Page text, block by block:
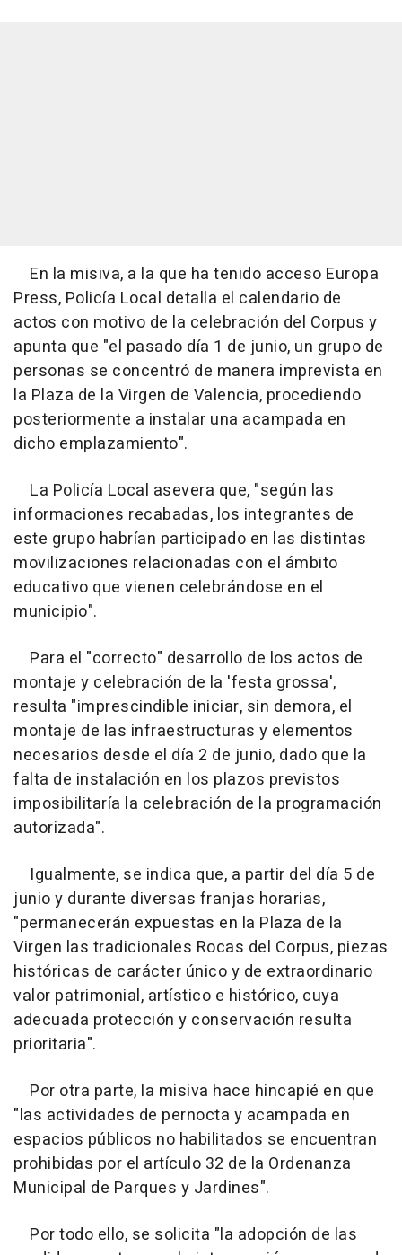
En la misiva, a la que ha tenido acceso Europa
Press, Policía Local detalla el calendario de
actos con motivo de la celebración del Corpus y
apunta que "el pasado día 1 de junio, un grupo de
personas se concentró de manera imprevista en
la Plaza de la Virgen de Valencia, procediendo
posteriormente a instalar una acampada en
dicho emplazamiento".
La Policía Local asevera que, "según las
informaciones recabadas, los integrantes de
este grupo habrían participado en las distintas
movilizaciones relacionadas con el ámbito
educativo que vienen celebrándose en el
municipio".
Para el "correcto" desarrollo de los actos de
montaje y celebración de la 'festa grossa',
resulta "imprescindible iniciar, sin demora, el
montaje de las infraestructuras y elementos
necesarios desde el día 2 de junio, dado que la
falta de instalación en los plazos previstos
imposibilitaría la celebración de la programación
autorizada".
Igualmente, se indica que, a partir del día 5 de
junio y durante diversas franjas horarias,
"permanecerán expuestas en la Plaza de la
Virgen las tradicionales Rocas del Corpus, piezas
históricas de carácter único y de extraordinario
valor patrimonial, artístico e histórico, cuya
adecuada protección y conservación resulta
prioritaria".
Por otra parte, la misiva hace hincapié en que
"las actividades de pernocta y acampada en
espacios públicos no habilitados se encuentran
prohibidas por el artículo 32 de la Ordenanza
Municipal de Parques y Jardines".
Por todo ello, se solicita "la adopción de las